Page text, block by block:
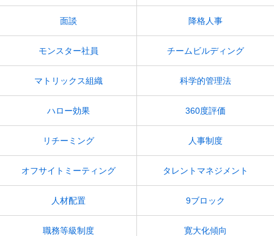
面談 降格人事
モンスター社員 チームビルディング
マトリックス組織 科学的管理法
ハロー効果 360度評価
リチーミング 人事制度
オフサイトミーティング タレントマネジメント
人材配置 9ブロック
職務等級制度 寛大化傾向